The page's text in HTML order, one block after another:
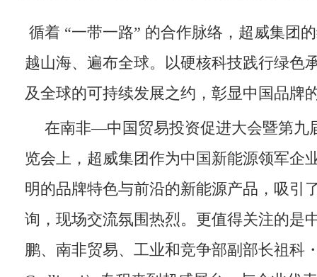
循着 “一带一路” 的合作脉络，超威集团
越山海、遍布全球。以硬核科技践行绿色
及全球的可持续发展之约，彰显中国品牌
在南非—中国贸易投资促进大会暨第
览会上，超威集团作为中国新能源领军企
明的品牌特色与前沿的新能源产品，吸引
询，现场交流氛围热烈。更值得关注的是
鹏、南非贸易、工业和竞争部副部长祖科